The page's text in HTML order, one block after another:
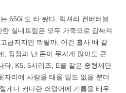
650i 도 타 봤다. 럭셔리 컨버터블
실내트림은 모두 가죽으로 감싸져
급지지만 뭐랄까, 이건 흡사 배 같
, 징징과 난 돈이 무쟈게 많아도 큰
타, K5, 5시리즈, E클 같은 중형세단
자리에 사람을 태울 일도 없을 뿐더
게나 커다란 쇠덩어에 기름을 태우